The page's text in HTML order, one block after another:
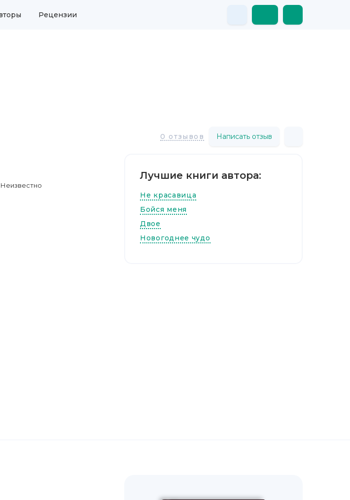
Рецензии
0 отзывов Написать отзыв
Неизвестно
Лучшие книги автора:
Не красавица
Бойся меня
Двое
Новогоднее чудо